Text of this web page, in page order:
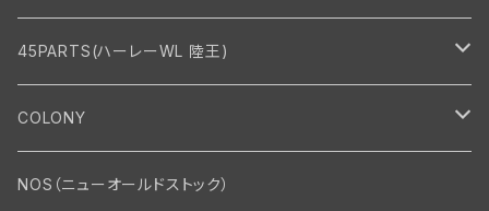
45PARTS(ハーレーWL 陸王)
エンジン
エンジン・シリンダーヘッド
マフラー・インテーク・キャブレター
COLONY
Bolt・Nut
NOS（ニューオールドストック）